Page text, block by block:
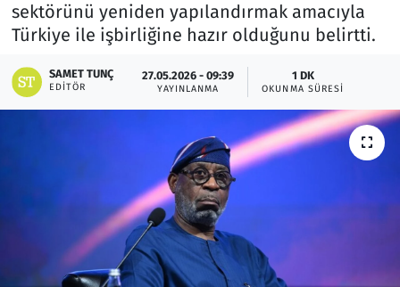
sektörünü yeniden yapılandırmak amacıyla
Türkiye ile işbirliğine hazır olduğunu belirtti.
SAMET TUNÇ
EDITÖR
27.05.2026 - 09:39
YAYINLANMA
1 DK
OKUNMA SÜRESI
Memur ve Kamu
Otomobil
Oyun
Ramazan
Resmi İlanlar
Rüya Tabirleri